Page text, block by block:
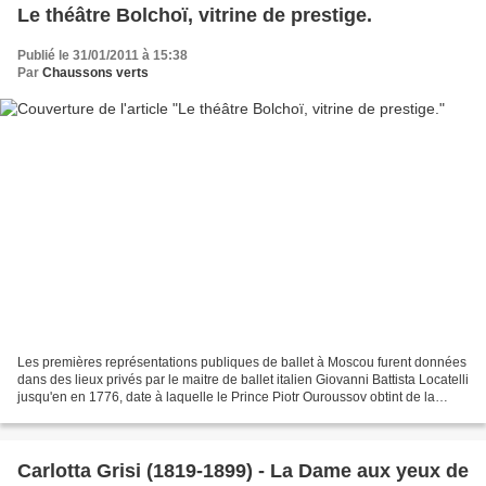
Le théâtre Bolchoï, vitrine de prestige.
Publié le 31/01/2011 à 15:38
Par Chaussons verts
Les premières représentations publiques de ballet à Moscou furent données
dans des lieux privés par le maitre de ballet italien Giovanni Battista Locatelli
jusqu'en en 1776, date à laquelle le Prince Piotr Ouroussov obtint de la
Carlotta Grisi (1819-1899) - La Dame aux yeux de